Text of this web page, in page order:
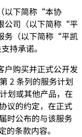
以下简称“本协
公司（以下简称“平
务（以下简称“平凯
持承诺。
户购买并正式公开发
2 条列的服务计划
划或其他产品，在
议的约定，在正式
时公布的与该服务
条款内容。